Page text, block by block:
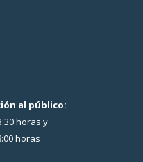
al público:
horas y
horas